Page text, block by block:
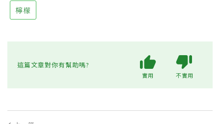
檸檬
這篇文章對你有幫助嗎?
實用 不實用